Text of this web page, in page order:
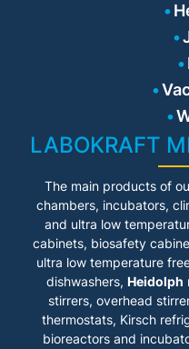
LABOKRAFT
The main products of
chambers, incubators,
and ultra low
cabinets, biosafety
ultra low temperature
dishwashers, Heidolph
stirrers, overhead
thermostats, Kirsch
bioreactors and